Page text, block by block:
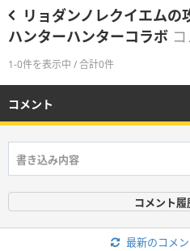
リョダンノレクイエムの
ハンターハンターコラボ
1-0件を表示中 / 合計0件
コメント
コメント履
最新のコメ